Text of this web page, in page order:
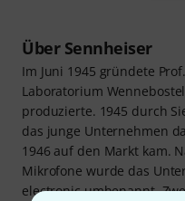
Über Sennheiser
Im Juni 1945 gründete
Laboratorium
produzierte. 1945 durch
das junge Unternehmen
1946 auf den Markt kam.
Mikrofone wurde das
electronic umbenannt.